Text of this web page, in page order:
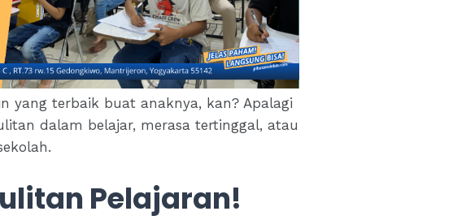
yang terbaik buat anaknya, kan? Apalagi
dalam belajar, merasa tertinggal, atau
Pelajaran!